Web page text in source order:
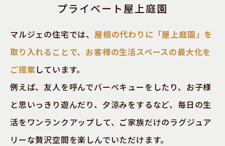
プライベート屋上庭園
マルジェの住宅では、 屋根の代わりに「屋上庭園」を
取り入れることで、お客様の生活スペースの最大化を
ご提案しています。
例えば、友人を呼んでバーベキューをしたり、お子様
と思いっきり遊んだり、夕涼みをするなど、 毎日の生
活をワンランクアップして、ご家族だけのラグジュア
リーな贅沢空間を楽しんでいただけます。